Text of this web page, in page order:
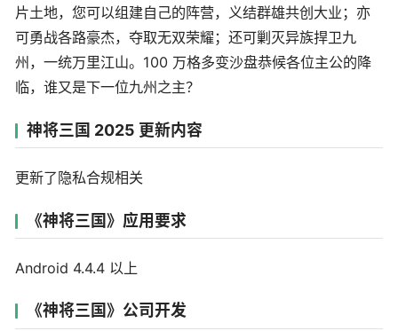
片土地，您可以组建自己的阵营，义结群雄共创大业；亦
可勇战各路豪杰，夺取无双荣耀；还可剿灭异族捍卫九
州，一统万里江山。100 万格多变沙盘恭候各位主公的降
临，谁又是下一位九州之主？
神将三国 2025 更新内容
更新了隐私合规相关
《神将三国》应用要求
Android 4.4.4 以上
《神将三国》公司开发